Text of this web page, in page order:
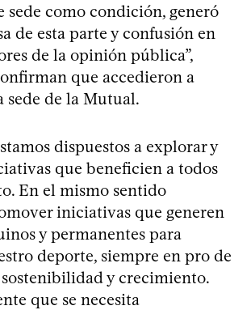
sede como condición, generó
de esta parte y confusión en
de la opinión pública”,
que accedieron a
sede de la Mutual.
dispuestos a explorar y
que beneficien a todos
En el mismo sentido
iniciativas que generen
y permanentes para
deporte, siempre en pro de
y crecimiento.
que se necesita